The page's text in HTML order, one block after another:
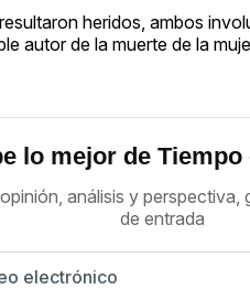
heridos, ambos
autor de la muerte de la
lo mejor de
análisis y perspectiva,
de entrada